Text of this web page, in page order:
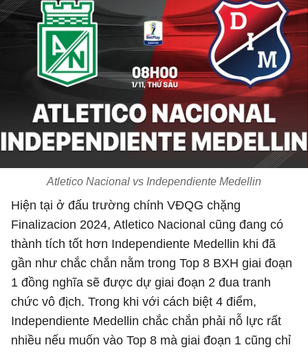
Atletico Nacional vs Independiente Medellin
Hiện tại ở đấu trường chính VĐQG chặng
Finalizacion 2024, Atletico Nacional cũng đang có
thành tích tốt hơn Independiente Medellin khi đã
gần như chắc chắn nằm trong Top 8 BXH giai đoạn
1 đồng nghĩa sẽ được dự giai đoạn 2 đua tranh
chức vô địch. Trong khi với cách biệt 4 điểm,
Independiente Medellin chắc chắn phải nỗ lực rất
nhiều nếu muốn vào Top 8 mà giai đoạn 1 cũng chỉ